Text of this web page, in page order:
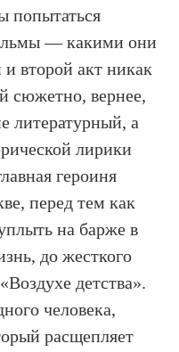
попытаться
— какими они
второй акт никак
сюжетно, вернее,
литературный, а
лирики
героиня
перед тем как
на барже в
до жесткого
детства».
человека,
расщепляет